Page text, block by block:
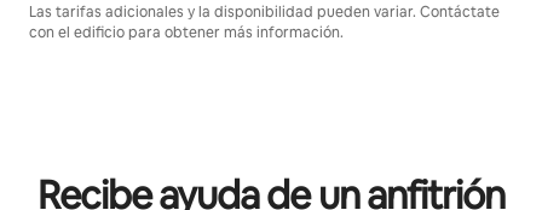
Las tarifas adicionales y la disponibilidad pueden variar. Contáctate
con el edificio para obtener más información.
Recibe ayuda de un anfitrión